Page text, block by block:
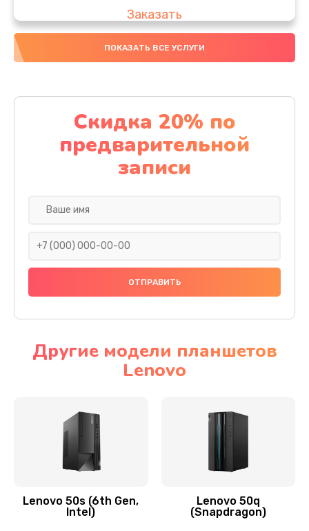
Заказать
Замена микрофона
Заказать
Замена аккумулятора
1130 руб.
Заказать
Замена дисплея (экрана)
Замена тачскрина
Замена разъема питания
Замена мультиконтроллера
Заказать
ПОКАЗАТЬ ВСЕ УСЛУГИ
Скидка 20% по
предварительной
записи
Другие модели планшетов
Lenovo
Lenovo 50s (6th Gen,
Intel)
Lenovo 50q
(Snapdragon)